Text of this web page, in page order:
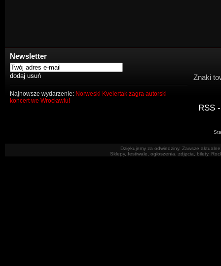
Newsletter
Najnowsze wydarzenie: Norweski Kvelertak zagra autorski
koncert we Wrocławiu!
Znaki
RSS
Dziękujemy za odwiedziny. Zawsze
Sklepy, festiwale, ogłoszenia, zdjęcia, bilety.